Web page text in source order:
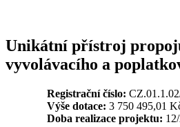
Unikátní přístroj
vyvolávacího a
Registrační číslo:
Výše dotace: 3 750 495,01
Doba realizace projektu: